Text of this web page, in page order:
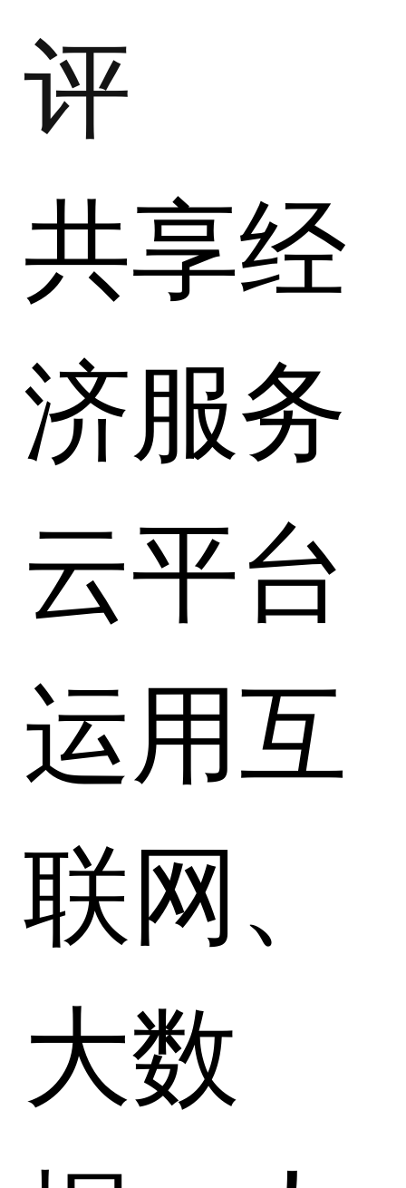
评
共享经
济服务
云平台
运用互
联网、
大数